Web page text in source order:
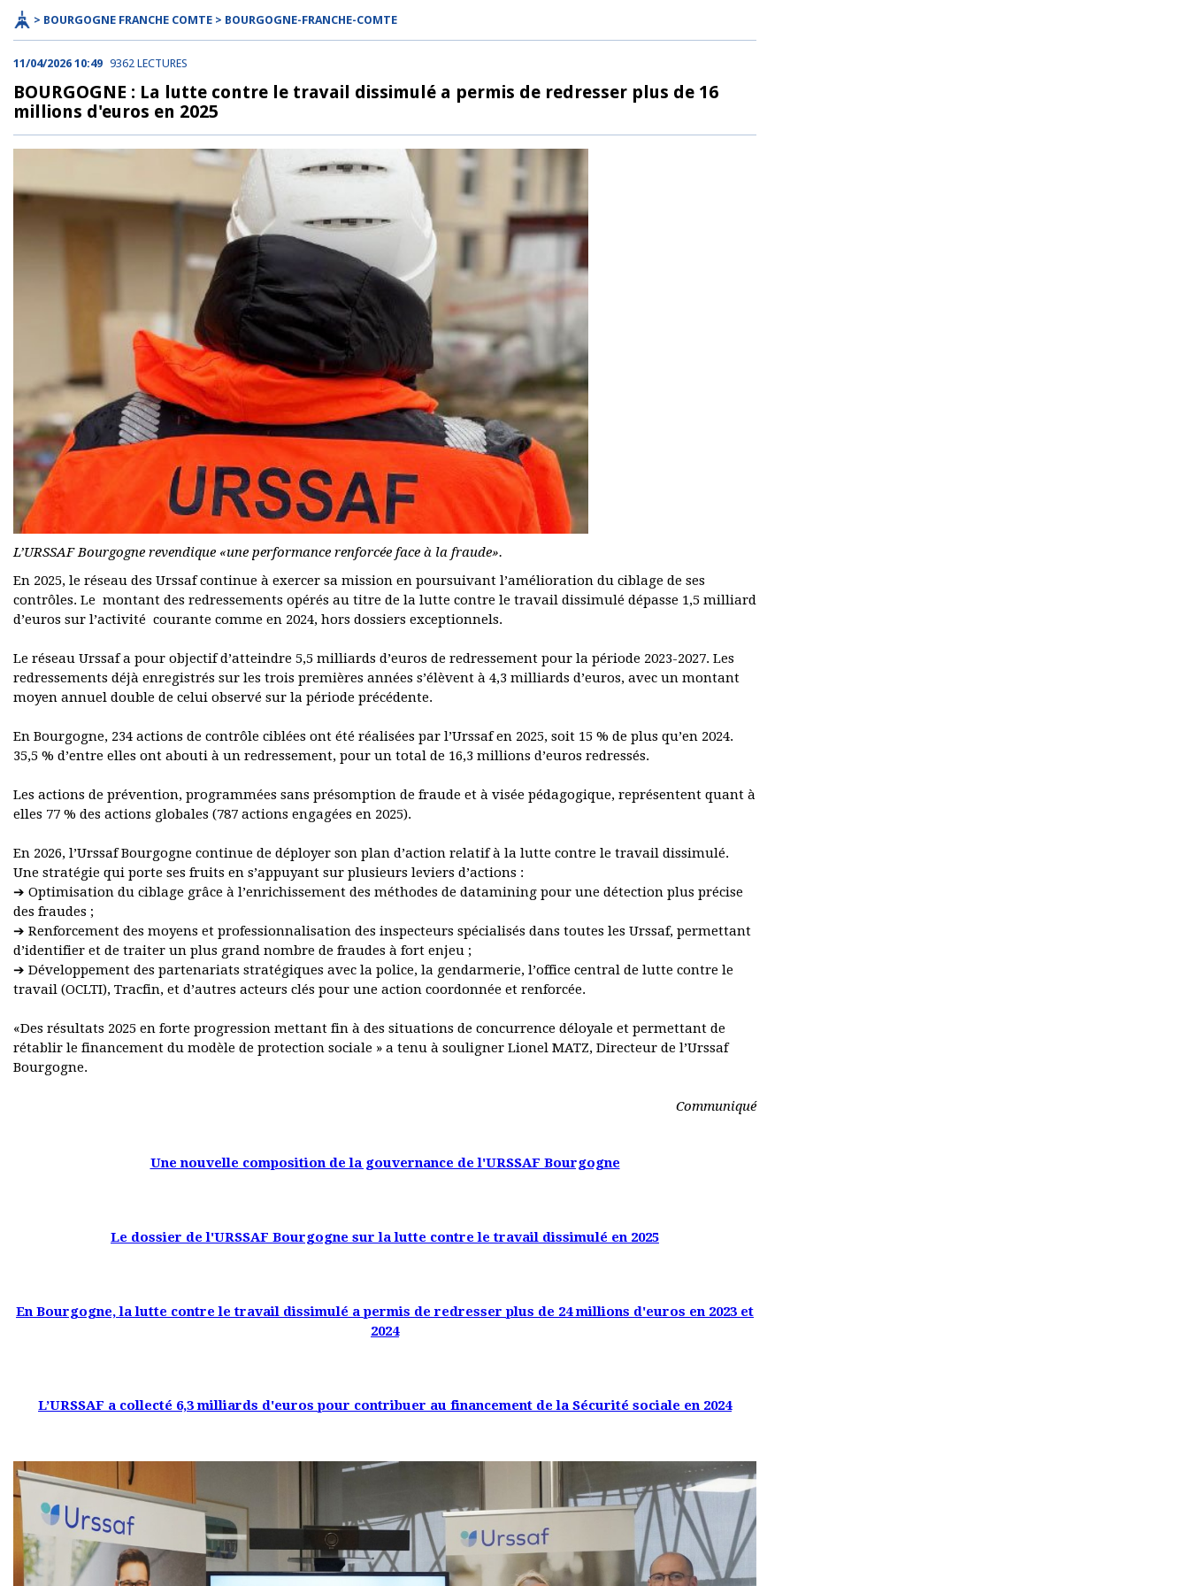
> BOURGOGNE FRANCHE COMTE > BOURGOGNE-FRANCHE-COMTE
11/04/2026 10:49 9362 LECTURES
BOURGOGNE : La lutte contre le travail dissimulé a permis de redresser plus de 16
millions d'euros en 2025
L’URSSAF Bourgogne revendique «une performance renforcée face à la fraude».
En 2025, le réseau des Urssaf continue à exercer sa mission en poursuivant l’amélioration du ciblage de ses
contrôles. Le montant des redressements opérés au titre de la lutte contre le travail dissimulé dépasse 1,5 milliard
d’euros sur l’activité courante comme en 2024, hors dossiers exceptionnels.
Le réseau Urssaf a pour objectif d’atteindre 5,5 milliards d’euros de redressement pour la période 2023-2027. Les
redressements déjà enregistrés sur les trois premières années s’élèvent à 4,3 milliards d’euros, avec un montant
moyen annuel double de celui observé sur la période précédente.
En Bourgogne, 234 actions de contrôle ciblées ont été réalisées par l’Urssaf en 2025, soit 15 % de plus qu’en 2024.
35,5 % d’entre elles ont abouti à un redressement, pour un total de 16,3 millions d’euros redressés.
Les actions de prévention, programmées sans présomption de fraude et à visée pédagogique, représentent quant à
elles 77 % des actions globales (787 actions engagées en 2025).
En 2026, l’Urssaf Bourgogne continue de déployer son plan d’action relatif à la lutte contre le travail dissimulé.
Une stratégie qui porte ses fruits en s’appuyant sur plusieurs leviers d’actions :
➔ Optimisation du ciblage grâce à l’enrichissement des méthodes de datamining pour une détection plus précise
des fraudes ;
➔ Renforcement des moyens et professionnalisation des inspecteurs spécialisés dans toutes les Urssaf, permettant
d’identifier et de traiter un plus grand nombre de fraudes à fort enjeu ;
➔ Développement des partenariats stratégiques avec la police, la gendarmerie, l’office central de lutte contre le
travail (OCLTI), Tracfin, et d’autres acteurs clés pour une action coordonnée et renforcée.
«Des résultats 2025 en forte progression mettant fin à des situations de concurrence déloyale et permettant de
rétablir le financement du modèle de protection sociale » a tenu à souligner Lionel MATZ, Directeur de l’Urssaf
Bourgogne.
Communiqué
Une nouvelle composition de la gouvernance de l'URSSAF Bourgogne
Le dossier de l'URSSAF Bourgogne sur la lutte contre le travail dissimulé en 2025
En Bourgogne, la lutte contre le travail dissimulé a permis de redresser plus de 24 millions d'euros en 2023 et
2024
L’URSSAF a collecté 6,3 milliards d'euros pour contribuer au financement de la Sécurité sociale en 2024